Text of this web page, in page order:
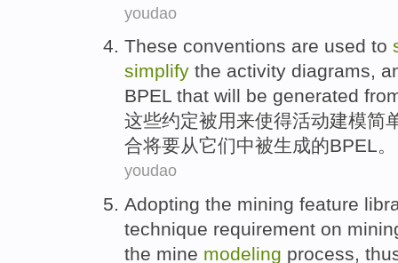
youdao
These conventions are used to
simplify the activity diagrams,
BPEL that will be generated
这些约定被用来使得活动建模简
合将要从它们中被生成的BPEL。
youdao
Adopting the mining feature
technique requirement on
the mine modeling process,